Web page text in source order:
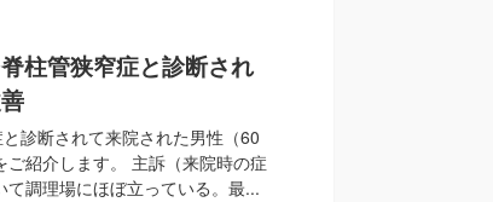
柱管狭窄症と診断され
診断されて来院された男性（60
紹介します。 主訴（来院時の症
調理場にほぼ立っている。最...